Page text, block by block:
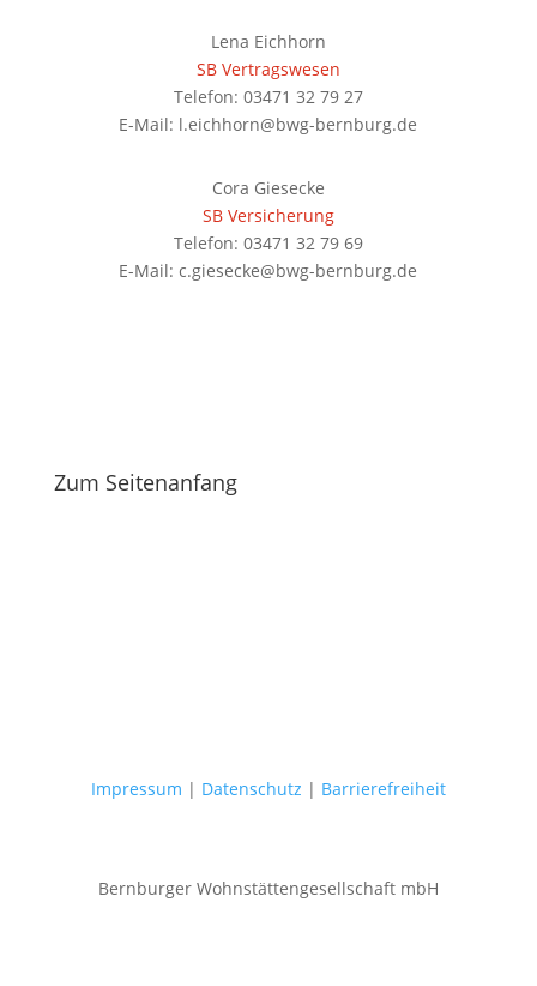
Lena Eichhorn
SB Vertragswesen
Telefon: 03471 32 79 27
E-Mail: l.eichhorn@bwg-bernburg.de
Cora Giesecke
SB Versicherung
Telefon: 03471 32 79 69
E-Mail: c.giesecke@bwg-bernburg.de
Zum Seitenanfang
Impressum | Datenschutz | Barrierefreiheit
Bernburger Wohnstättengesellschaft mbH